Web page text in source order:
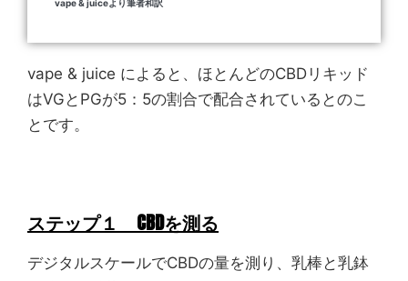
vape & juiceより筆者和訳
vape & juice によると、ほとんどのCBDリキッド
はVGとPGが5：5の割合で配合されているとのこ
とです。
ステップ１ CBDを測る
デジタルスケールでCBDの量を測り、乳棒と乳鉢